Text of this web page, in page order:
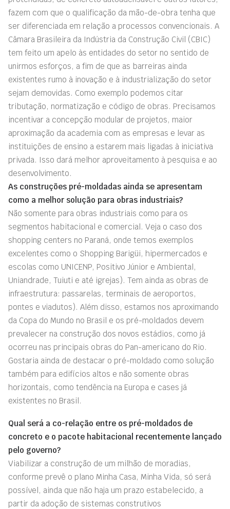
fazem com que o qualificação da mão-de-obra tenha que
ser diferenciada em relação a processos convencionais. A
Câmara Brasileira da Indústria da Construção Civil (CBIC)
tem feito um apelo às entidades do setor no sentido de
unirmos esforços, a fim de que as barreiras ainda
existentes rumo à inovação e à industrialização do setor
sejam demovidas. Como exemplo podemos citar
tributação, normatização e código de obras. Precisamos
incentivar a concepção modular de projetos, maior
aproximação da academia com as empresas e levar as
instituições de ensino a estarem mais ligadas à iniciativa
privada. Isso dará melhor aproveitamento à pesquisa e ao
desenvolvimento.
As construções pré-moldadas ainda se apresentam
como a melhor solução para obras industriais?
Não somente para obras industriais como para os
segmentos habitacional e comercial. Veja o caso dos
shopping centers no Paraná, onde temos exemplos
excelentes como o Shopping Barigüi, hipermercados e
escolas como UNICENP, Positivo Júnior e Ambiental,
Uniandrade, Tuiuti e até igrejas). Tem ainda as obras de
infraestrutura: passarelas, terminais de aeroportos,
pontes e viadutos). Além disso, estamos nos aproximando
da Copa do Mundo no Brasil e os pré-moldados devem
prevalecer na construção dos novos estádios, como já
ocorreu nas principais obras do Pan-americano do Rio.
Gostaria ainda de destacar o pré-moldado como solução
também para edifícios altos e não somente obras
horizontais, como tendência na Europa e cases já
existentes no Brasil.
Qual será a co-relação entre os pré-moldados de
concreto e o pacote habitacional recentemente lançado
pelo governo?
Viabilizar a construção de um milhão de moradias,
conforme prevê o plano Minha Casa, Minha Vida, só será
possível, ainda que não haja um prazo estabelecido, a
partir da adoção de sistemas construtivos